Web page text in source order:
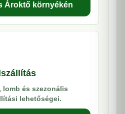
Ároktő környékén
lomb és szezonális
lehetőségei.